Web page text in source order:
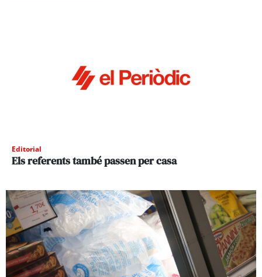
Editorial
Els referents també passen per casa